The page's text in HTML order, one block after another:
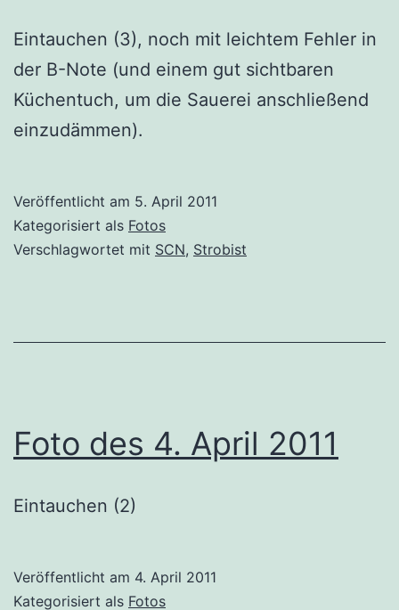
Eintauchen (3), noch mit leichtem Fehler in
der B-Note (und einem gut sichtbaren
Küchentuch, um die Sauerei anschließend
einzudämmen).
Veröffentlicht am 5. April 2011
Kategorisiert als Fotos
Verschlagwortet mit SCN, Strobist
Foto des 4. April 2011
Eintauchen (2)
Veröffentlicht am 4. April 2011
Kategorisiert als Fotos